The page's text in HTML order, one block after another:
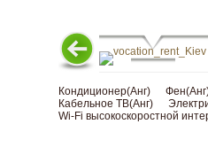
Кондиционер(Анг)
Кабельное ТВ(Анг)
Wi-Fi высокоскоростной